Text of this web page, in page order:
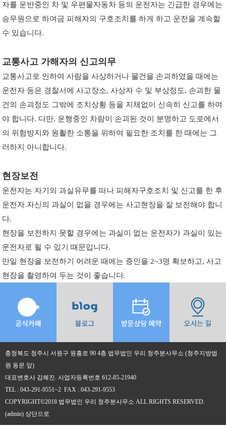
자를 운반중인 차 및 우편물자동차 등의 운전자는 긴급한 경우에는
승무원으로 하여금 피해자의 구호조치를 하게 하고 운전을 계속할
수 있습니다.
교통사고 가해자의 신고의무
교통사고로 인하여 사람을 사상하거나 물건을 손괴하였을 때에는
운전자 등은 경찰서에 사고장소, 사상자 수 및 부상정도, 손괴한 물
건의 손괴정도 그밖에 조치상황 등을 지체없이 신속히 신고를 하여
야 합니다. 다만, 운행중인 차람이 손괴된 것이 분명하고 도로에서
의 위험방지와 원활한 소통을 위하여 필요한 조치를 한 때에는 그
러하지 아니합니다.
현장보전
운전자는 자기의 과실유무를 떠나 피해자구호조치 및 신고를 한 후
운전자 자신의 과실이 없을 경우에는 사고현장을 잘 보전해야 합니
다.
현장을 보전하지 못할 경우에는 과실이 없는 운전자가 과실이 있는
운전자로 될 수 있기 때문입니다.
만일 현장을 보전하기 어려운 때에는 증인을 2~3명 확보하고, 사고
현장을 촬영하여 두는 것이 좋습니다.
충청북도 청주시 서원구 원흥로 90 4층 법무법인 우리 청주분사무소 (청주지방법
원 동문 앞)
대표변호사 김혜진. 사업자등록번호 612-85-21940
TEL : 043-291-9551~2 FAX : 043-291-9553
COPYRIGHT©2018 법무법인 우리 청주분사무소 ALL RIGHTS RESERVED.
(admin) 상단으로